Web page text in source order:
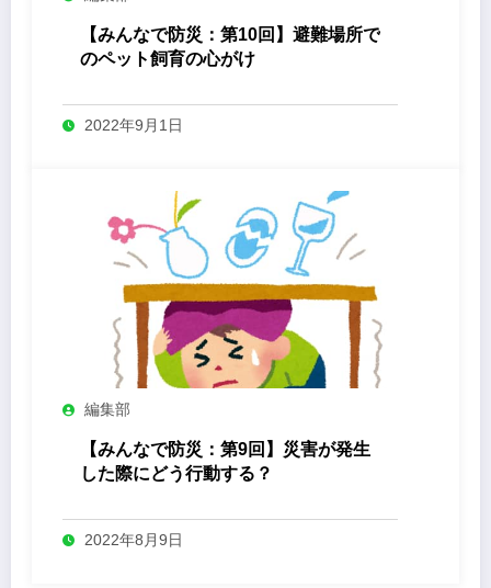
【みんなで防災：第10回】避難場所で
のペット飼育の心がけ
2022年9月1日
編集部
【みんなで防災：第9回】災害が発生
した際にどう行動する？
2022年8月9日